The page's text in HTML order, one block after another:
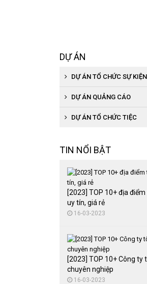
DỰ ÁN
DỰ ÁN TỔ CHỨC SỰ KIỆN
DỰ ÁN QUẢNG CÁO
DỰ ÁN TỔ CHỨC TIỆC
TIN NỔI BẬT
[2023] TOP 10+ địa
uy tín, giá rẻ
16-03-2023
[2023] TOP 10+ Công ty
chuyên nghiệp
16-03-2023